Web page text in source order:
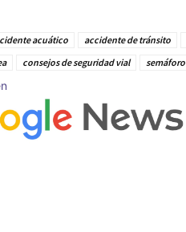
acuático accidente de tránsito
consejos de seguridad vial semáforo